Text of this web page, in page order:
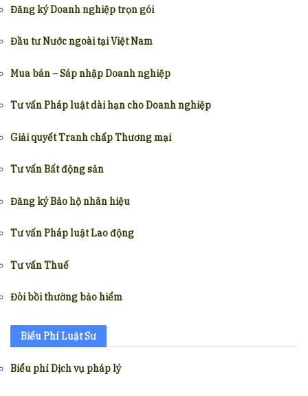
Đăng ký Doanh nghiệp trọn gói
Đầu tư Nước ngoài tại Việt Nam
Mua bán – Sáp nhập Doanh nghiệp
Tư vấn Pháp luật dài hạn cho Doanh nghiệp
Giải quyết Tranh chấp Thương mại
Tư vấn Bất động sản
Đăng ký Bảo hộ nhãn hiệu
Tư vấn Pháp luật Lao động
Tư vấn Thuế
Đòi bồi thường bảo hiểm
Biểu Phí Luật Sư
Biểu phí Dịch vụ pháp lý